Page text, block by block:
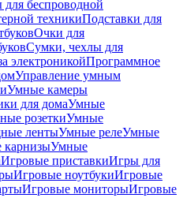
беспроводной
техникиПодставки для
Очки для
Сумки, чехлы для
электроникойПрограммное
Управление умным
Умные камеры
для домаУмные
розеткиУмные
лентыУмные релеУмные
Умные
Игровые приставкиИгры для
Игровые ноутбукиИгровые
Игровые мониторыИгровые